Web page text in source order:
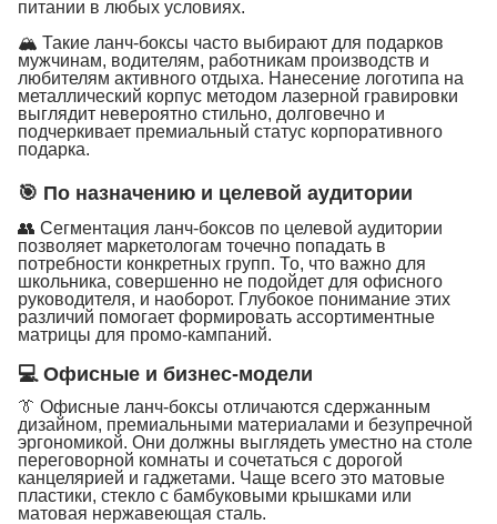
питании в любых условиях.
🏔 Такие ланч-боксы часто выбирают для подарков
мужчинам, водителям, работникам производств и
любителям активного отдыха. Нанесение логотипа на
металлический корпус методом лазерной гравировки
выглядит невероятно стильно, долговечно и
подчеркивает премиальный статус корпоративного
подарка.
🎯 По назначению и целевой аудитории
👥 Сегментация ланч-боксов по целевой аудитории
позволяет маркетологам точечно попадать в
потребности конкретных групп. То, что важно для
школьника, совершенно не подойдет для офисного
руководителя, и наоборот. Глубокое понимание этих
различий помогает формировать ассортиментные
матрицы для промо-кампаний.
💻 Офисные и бизнес-модели
👔 Офисные ланч-боксы отличаются сдержанным
дизайном, премиальными материалами и безупречной
эргономикой. Они должны выглядеть уместно на столе
переговорной комнаты и сочетаться с дорогой
канцелярией и гаджетами. Чаще всего это матовые
пластики, стекло с бамбуковыми крышками или
матовая нержавеющая сталь.